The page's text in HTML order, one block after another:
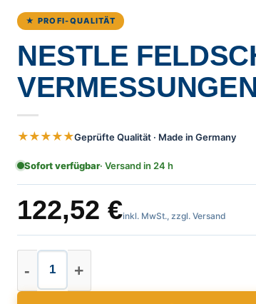
★ PROFI-QUALITÄT
NESTLE
★★★★★Geprüfte Qualität · Made in Germany
Sofort verfügbar· Versand in 24 h
122,52 €inkl. MwSt., zzgl. Versand
Nestle Feldschirm für